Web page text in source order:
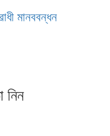
মানববন্ধন
নিন